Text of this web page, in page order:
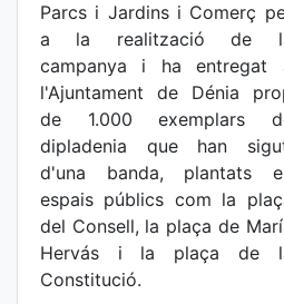
Parcs i Jardins i Comerç
a la realització de
campanya i ha entregat
l'Ajuntament de Dénia
de 1.000 exemplars
dipladenia que han
d'una banda, plantats
espais públics com la
del Consell, la plaça de
Hervás i la plaça de
Constitució.